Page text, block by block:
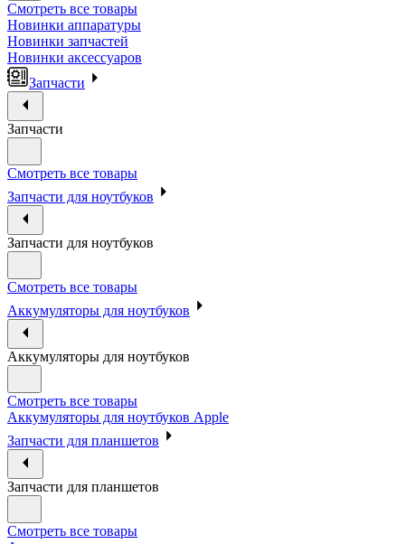
Смотреть все товары
Новинки аппаратуры
Новинки запчастей
Новинки аксессуаров
Запчасти
Запчасти
Смотреть все товары
Запчасти для ноутбуков
Запчасти для ноутбуков
Смотреть все товары
Аккумуляторы для ноутбуков
Аккумуляторы для ноутбуков
Смотреть все товары
Аккумуляторы для ноутбуков Apple
Запчасти для планшетов
Запчасти для планшетов
Смотреть все товары